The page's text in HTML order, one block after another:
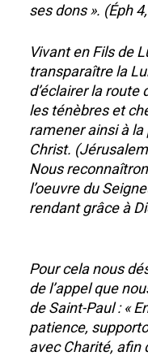
ses dons ». (Éph
Vivant en Fils de
transparaître la
d’éclairer la route
les ténèbres et
ramener ainsi à la
Christ.
Nous
l’oeuvre du
rendant grâce à
Pour cela nous
de l’appel que
de Saint-Paul : «
patience,
avec Charité, afin